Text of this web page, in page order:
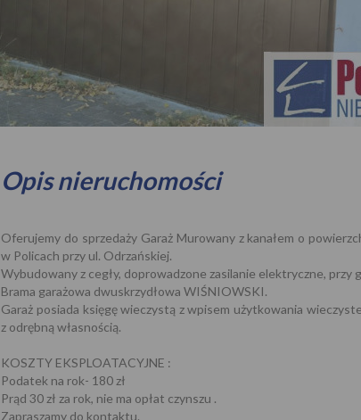
Opis nieruchomości
Oferujemy do sprzedaży Garaż Murowany z kanałem o
w Policach przy ul. Odrzańskiej.
Wybudowany z cegły, doprowadzone zasilanie elektryczne, przy
Brama garażowa dwuskrzydłowa WIŚNIOWSKI.
Garaż posiada księgę wieczystą z wpisem użytkowania
z odrębną własnością.
KOSZTY EKSPLOATACYJNE :
Podatek na rok- 180 zł
Prąd 30 zł za rok, nie ma opłat czynszu .
Zapraszamy do kontaktu.